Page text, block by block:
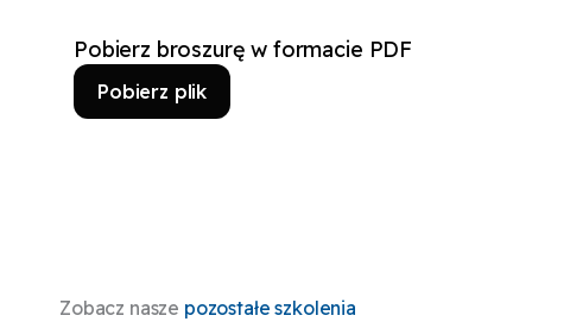
Pobierz broszurę w formacie PDF
Pobierz plik
Zobacz nasze pozostałe szkolenia